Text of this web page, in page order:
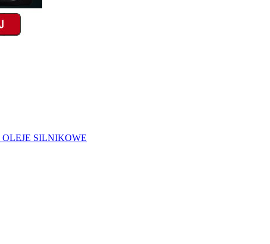
OLEJE SILNIKOWE